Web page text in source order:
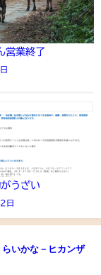
営業終了
うざい
日
いかな－ヒカンザ